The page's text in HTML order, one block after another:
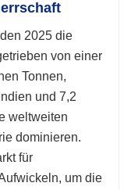
2025 die
von einer
Tonnen,
und 7,2
weltweiten
dominieren.
für
um die